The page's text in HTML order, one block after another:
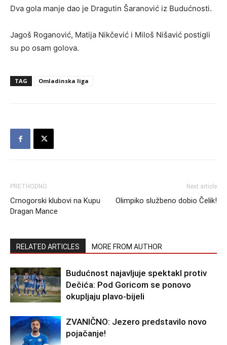
Dva gola manje dao je Dragutin Šaranović iz Budućnosti.
Jagoš Roganović, Matija Nikčević i Miloš Nišavić postigli
su po osam golova.
TAG Omladinska liga
PRETHODNO
Crnogorski klubovi na Kupu
Dragan Mance
Next article
Olimpiko službeno dobio Čelik!
RELATED ARTICLES MORE FROM AUTHOR
Budućnost najavljuje spektakl protiv
Dečića: Pod Goricom se ponovo
okupljaju plavo-bijeli
ZVANIČNO: Jezero predstavilo novo
pojačanje!